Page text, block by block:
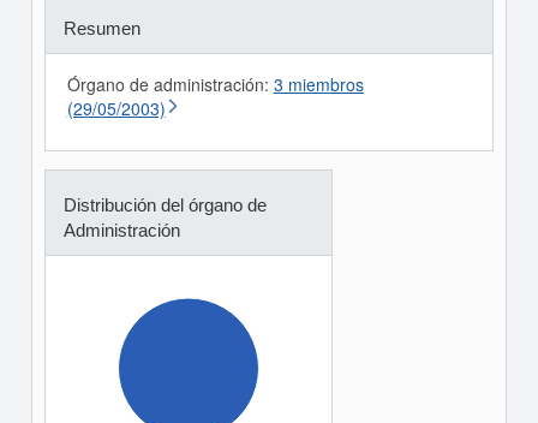
Resumen
Órgano de administración: 3 miembros
(29/05/2003)
Distribución del órgano de
Administración